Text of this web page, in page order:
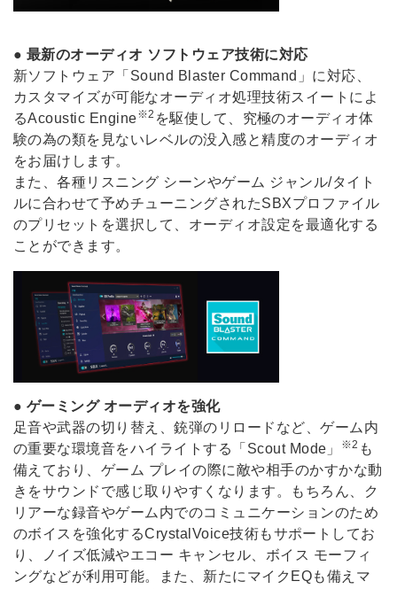
● 最新のオーディオ ソフトウェア技術に対応
新ソフトウェア「Sound Blaster Command」に対応、
カスタマイズが可能なオーディオ処理技術スイートによ
るAcoustic Engine※2 を駆使して、究極のオーディオ体
験の為の類を見ないレベルの没入感と精度のオーディオ
をお届けします。
また、各種リスニング シーンやゲーム ジャンル/タイト
ルに合わせて予めチューニングされたSBXプロファイル
のプリセットを選択して、オーディオ設定を最適化する
ことができます。
● ゲーミング オーディオを強化
足音や武器の切り替え、銃弾のリロードなど、ゲーム内
の重要な環境音をハイライトする「Scout Mode」
※2 も
備えており、ゲーム プレイの際に敵や相手のかすかな動
きをサウンドで感じ取りやすくなります。もちろん、ク
リアーな録音やゲーム内でのコミュニケーションのため
のボイスを強化するCrystalVoice技術もサポートしてお
り、ノイズ低減やエコー キャンセル、ボイス モーフィ
ングなどが利用可能。また、新たにマイクEQも備えマ